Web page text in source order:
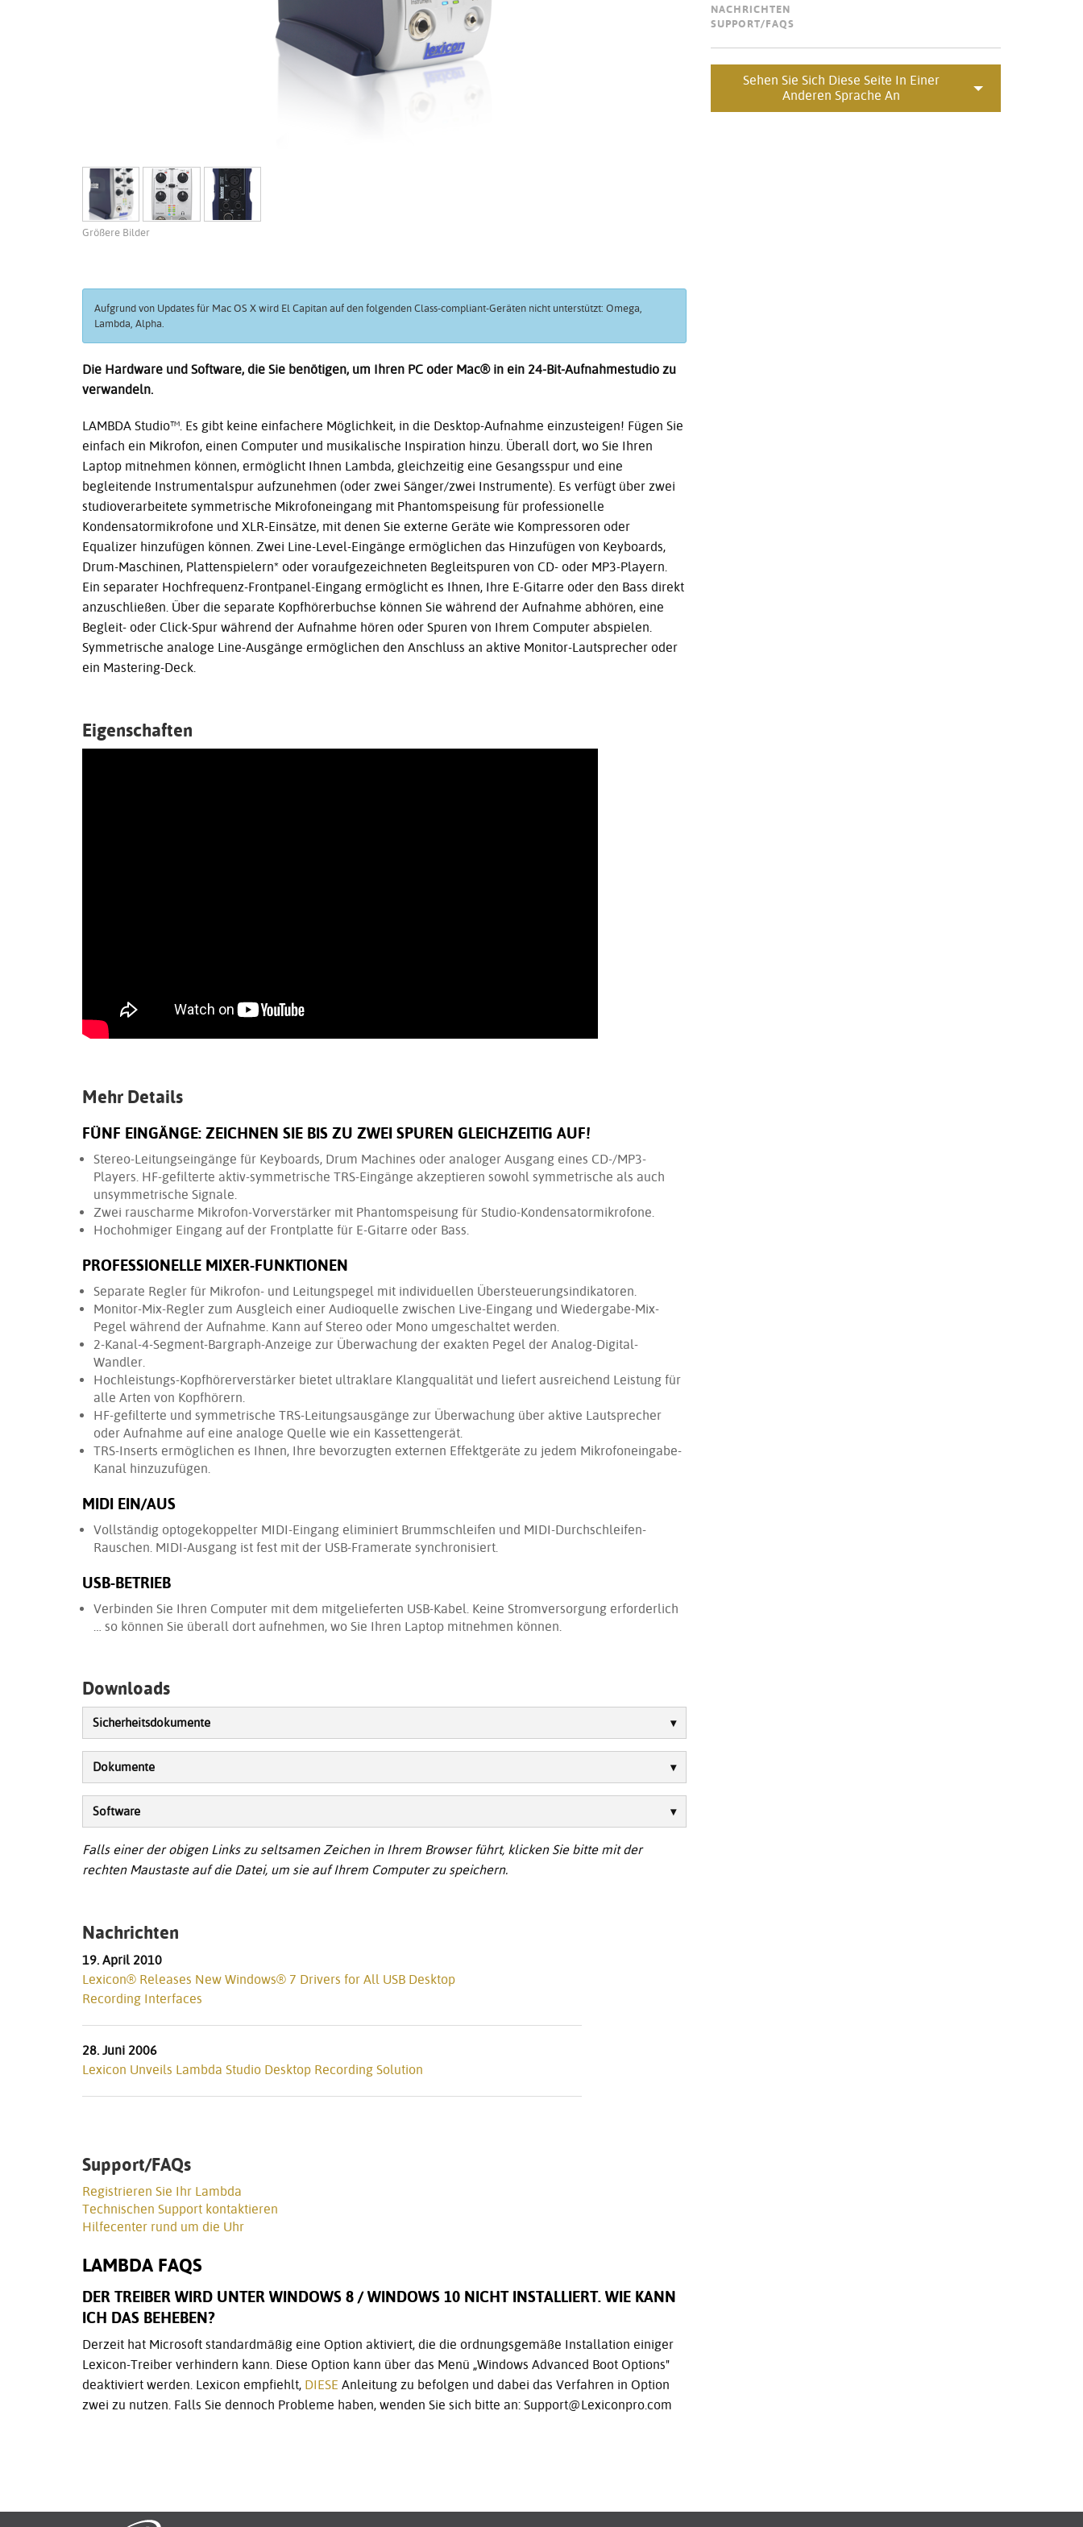
Größere Bilder
Aufgrund von Updates für Mac OS X wird El Capitan auf den folgenden Class-compliant-Geräten nicht unterstützt: Omega,
Lambda, Alpha.
Die Hardware und Software, die Sie benötigen, um Ihren PC oder Mac® in ein 24-Bit-Aufnahmestudio zu
verwandeln.
LAMBDA Studio™. Es gibt keine einfachere Möglichkeit, in die Desktop-Aufnahme einzusteigen! Fügen Sie
einfach ein Mikrofon, einen Computer und musikalische Inspiration hinzu. Überall dort, wo Sie Ihren
Laptop mitnehmen können, ermöglicht Ihnen Lambda, gleichzeitig eine Gesangsspur und eine
begleitende Instrumentalspur aufzunehmen (oder zwei Sänger/zwei Instrumente). Es verfügt über zwei
studioverarbeitete symmetrische Mikrofoneingang mit Phantomspeisung für professionelle
Kondensatormikrofone und XLR-Einsätze, mit denen Sie externe Geräte wie Kompressoren oder
Equalizer hinzufügen können. Zwei Line-Level-Eingänge ermöglichen das Hinzufügen von Keyboards,
Drum-Maschinen, Plattenspielern* oder voraufgezeichneten Begleitspuren von CD- oder MP3-Playern.
Ein separater Hochfrequenz-Frontpanel-Eingang ermöglicht es Ihnen, Ihre E-Gitarre oder den Bass direkt
anzuschließen. Über die separate Kopfhörerbuchse können Sie während der Aufnahme abhören, eine
Begleit- oder Click-Spur während der Aufnahme hören oder Spuren von Ihrem Computer abspielen.
Symmetrische analoge Line-Ausgänge ermöglichen den Anschluss an aktive Monitor-Lautsprecher oder
ein Mastering-Deck.
Eigenschaften
Mehr Details
FÜNF EINGÄNGE: ZEICHNEN SIE BIS ZU ZWEI SPUREN GLEICHZEITIG AUF!
Stereo-Leitungseingänge für Keyboards, Drum Machines oder analoger Ausgang eines CD-/MP3-
Players. HF-gefilterte aktiv-symmetrische TRS-Eingänge akzeptieren sowohl symmetrische als auch
unsymmetrische Signale.
Zwei rauscharme Mikrofon-Vorverstärker mit Phantomspeisung für Studio-Kondensatormikrofone.
Hochohmiger Eingang auf der Frontplatte für E-Gitarre oder Bass.
PROFESSIONELLE MIXER-FUNKTIONEN
Separate Regler für Mikrofon- und Leitungspegel mit individuellen Übersteuerungsindikatoren.
Monitor-Mix-Regler zum Ausgleich einer Audioquelle zwischen Live-Eingang und Wiedergabe-Mix-
Pegel während der Aufnahme. Kann auf Stereo oder Mono umgeschaltet werden.
2-Kanal-4-Segment-Bargraph-Anzeige zur Überwachung der exakten Pegel der Analog-Digital-
Wandler.
Hochleistungs-Kopfhörerverstärker bietet ultraklare Klangqualität und liefert ausreichend Leistung für
alle Arten von Kopfhörern.
HF-gefilterte und symmetrische TRS-Leitungsausgänge zur Überwachung über aktive Lautsprecher
oder Aufnahme auf eine analoge Quelle wie ein Kassettengerät.
TRS-Inserts ermöglichen es Ihnen, Ihre bevorzugten externen Effektgeräte zu jedem Mikrofoneingabe-
Kanal hinzuzufügen.
MIDI EIN/AUS
Vollständig optogekoppelter MIDI-Eingang eliminiert Brummschleifen und MIDI-Durchschleifen-
Rauschen. MIDI-Ausgang ist fest mit der USB-Framerate synchronisiert.
USB-BETRIEB
Verbinden Sie Ihren Computer mit dem mitgelieferten USB-Kabel. Keine Stromversorgung erforderlich
… so können Sie überall dort aufnehmen, wo Sie Ihren Laptop mitnehmen können.
Downloads
Sicherheitsdokumente
Dokumente
Software
Falls einer der obigen Links zu seltsamen Zeichen in Ihrem Browser führt, klicken Sie bitte mit der
rechten Maustaste auf die Datei, um sie auf Ihrem Computer zu speichern.
Nachrichten
19. April 2010
Lexicon® Releases New Windows® 7 Drivers for All USB Desktop
Recording Interfaces
28. Juni 2006
Lexicon Unveils Lambda Studio Desktop Recording Solution
Support/FAQs
Registrieren Sie Ihr Lambda
Technischen Support kontaktieren
Hilfecenter rund um die Uhr
LAMBDA FAQS
DER TREIBER WIRD UNTER WINDOWS 8 / WINDOWS 10 NICHT INSTALLIERT. WIE KANN
ICH DAS BEHEBEN?
Derzeit hat Microsoft standardmäßig eine Option aktiviert, die die ordnungsgemäße Installation einiger
Lexicon-Treiber verhindern kann. Diese Option kann über das Menü „Windows Advanced Boot Options"
deaktiviert werden. Lexicon empfiehlt, DIESE Anleitung zu befolgen und dabei das Verfahren in Option
zwei zu nutzen. Falls Sie dennoch Probleme haben, wenden Sie sich bitte an: Support@Lexiconpro.com
NACHRICHTEN
SUPPORT/FAQS
Sehen Sie Sich Diese Seite In Einer
Anderen Sprache An